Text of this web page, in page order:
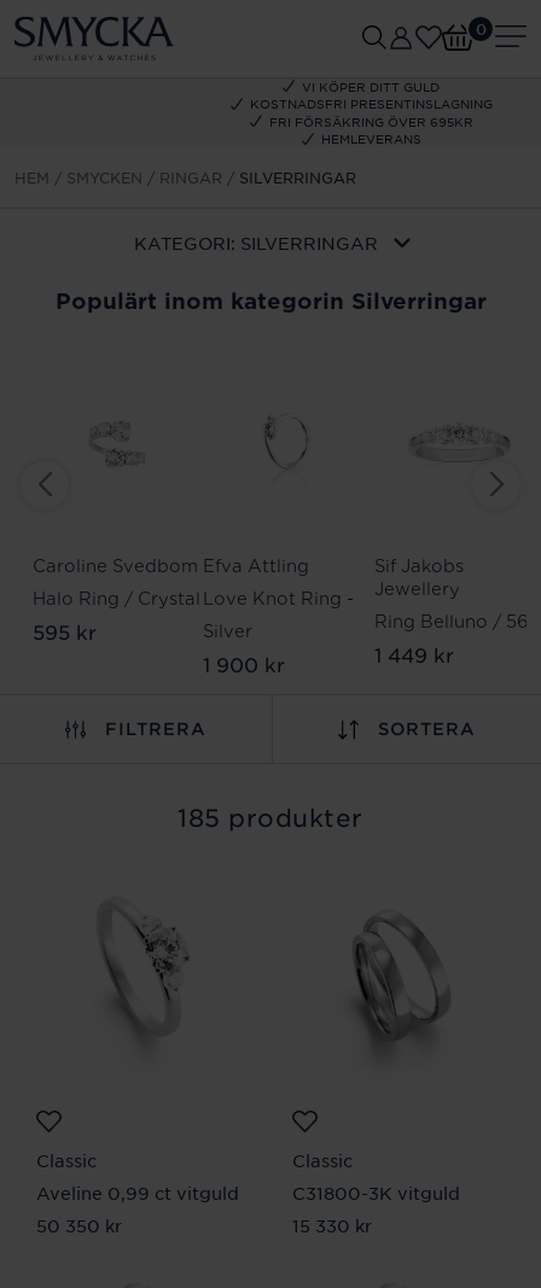
VI KÖPER DITT GULD
KOSTNADSFRI PRESENTINSLAGNING
FRI FÖRSÄKRING ÖVER 695KR
HEMLEVERANS
0
HEM SMYCKEN RINGAR SILVERRINGAR
KATEGORI: SILVERRINGAR
Populärt inom kategorin Silverringar
Caroline Svedbom
Halo Ring / Crystal
595 kr
Efva Attling
Love Knot Ring -
Silver
1 900 kr
Sif Jakobs
Jewellery
Ring Belluno / 56
1 449 kr
FILTRERA SORTERA
185 produkter
Classic
Aveline 0,99 ct vitguld
Pris:50 350 kr
50 350 kr
Classic
C31800-3K vitguld
Pris:15 330 kr
15 330 kr